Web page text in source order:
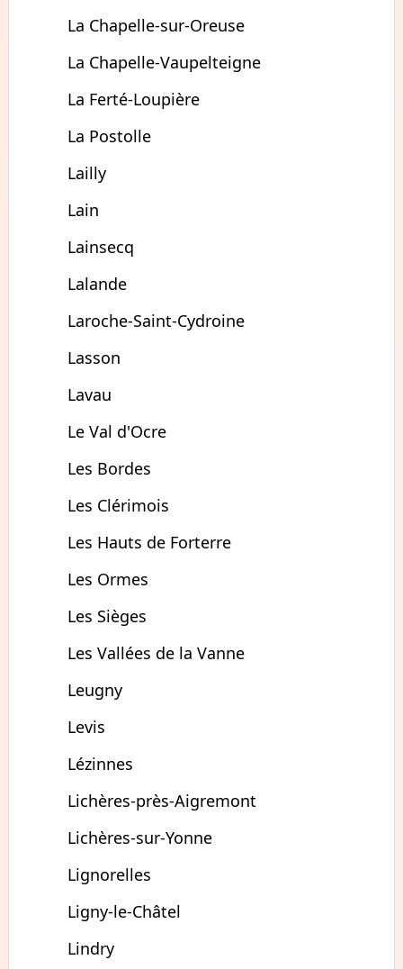
La Chapelle-sur-Oreuse
La Chapelle-Vaupelteigne
La Ferté-Loupière
La Postolle
Lailly
Lain
Lainsecq
Lalande
Laroche-Saint-Cydroine
Lasson
Lavau
Le Val d'Ocre
Les Bordes
Les Clérimois
Les Hauts de Forterre
Les Ormes
Les Sièges
Les Vallées de la Vanne
Leugny
Levis
Lézinnes
Lichères-près-Aigremont
Lichères-sur-Yonne
Lignorelles
Ligny-le-Châtel
Lindry